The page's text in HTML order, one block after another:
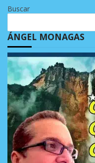
Buscar
ÁNGEL MONAGAS